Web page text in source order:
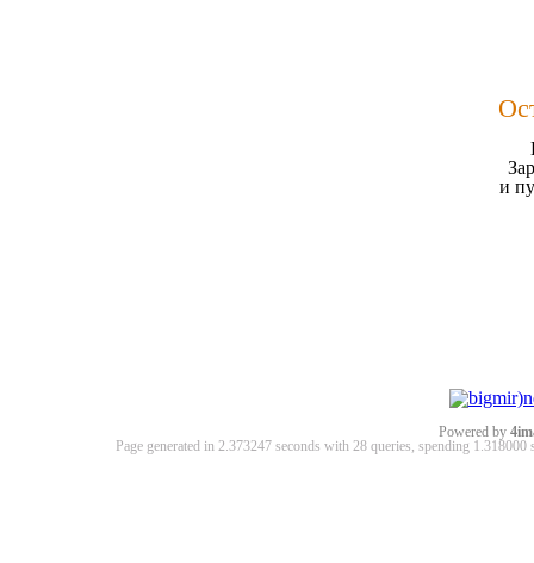
и
Powered by
Page generated in 2.373247 seconds with 28 queries, spending